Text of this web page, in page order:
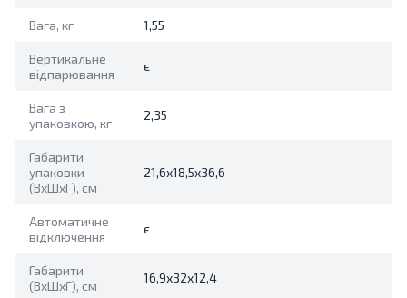
Вага, кг 1,55
Вертикальне
відпарювання
є
Вага з
упаковкою, кг
2,35
Габарити
упаковки
(ВхШхГ), см
21,6х18,5х36,6
Автоматичне
відключення
є
Габарити
(ВхШхГ), см
16,9х32х12,4